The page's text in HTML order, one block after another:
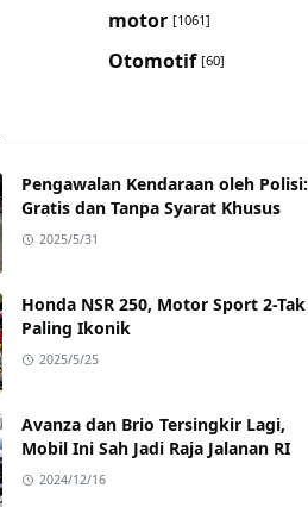
motor [1061]
Otomotif [60]
Pengawalan Kendaraan oleh Polisi:
Gratis dan Tanpa Syarat Khusus
2025/5/31
Honda NSR 250, Motor Sport 2-Tak
Paling Ikonik
2025/5/25
Avanza dan Brio Tersingkir Lagi,
Mobil Ini Sah Jadi Raja Jalanan RI
2024/12/16